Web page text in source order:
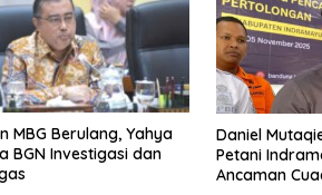
MBG Berulang, Yahya
BGN Investigasi dan
Daniel
Petani
Ancaman